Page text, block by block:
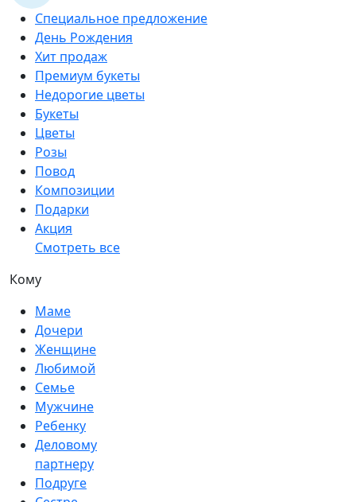
Специальное предложение
День Рождения
Хит продаж
Премиум букеты
Недорогие цветы
Букеты
Цветы
Розы
Повод
Композиции
Подарки
Акция
Смотреть все
Кому
Маме
Дочери
Женщине
Любимой
Семье
Мужчине
Ребенку
Деловому
партнеру
Подруге